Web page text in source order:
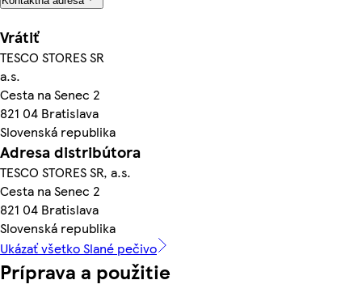
Vrátiť
TESCO STORES SR
a.s.
Cesta na Senec 2
821 04 Bratislava
Slovenská republika
Adresa distribútora
TESCO STORES SR, a.s.
Cesta na Senec 2
821 04 Bratislava
Slovenská republika
Ukázať všetko Slané pečivo
Príprava a použitie